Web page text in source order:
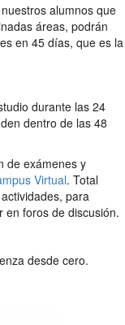
alumnos que
áreas, podrán
en 45 días, que es la
durante las 24
dentro de las 48
de exámenes y
Virtual. Total
para
en foros de discusión.
desde cero.